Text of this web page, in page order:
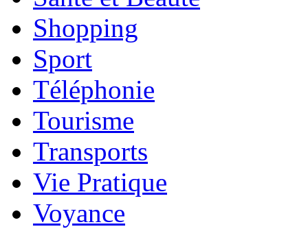
Shopping
Sport
Téléphonie
Tourisme
Transports
Vie Pratique
Voyance